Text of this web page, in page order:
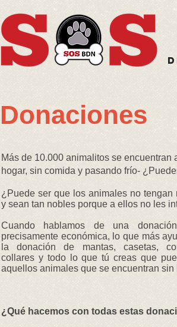
Donaciones
Más de 10.000 animalitos se encuentran
hogar, sin comida y pasando frío-
¿Puede ser que los animales no tengan
y sean tan nobles porque a ellos no les
Cuando hablamos de una
precisamente económica, lo que más
la donación de mantas, casetas,
collares y todo lo que tú creas que
aquellos animales que se encuentran sin
¿Qué hacemos con todas estas